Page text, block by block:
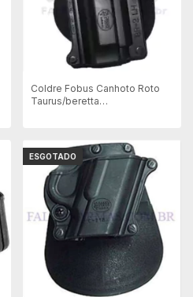
Coldre Fobus Canhoto Roto
Taurus/beretta
ESGOTADO